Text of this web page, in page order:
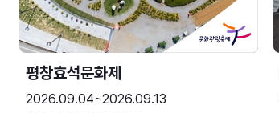
평창효석문화제
2026.09.04~2026.09.13